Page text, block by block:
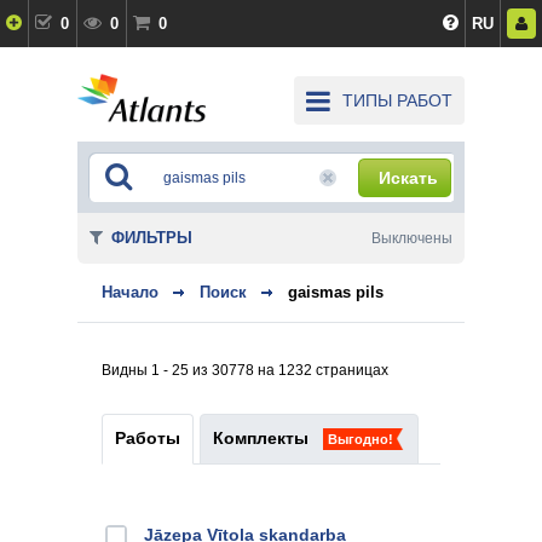
0 0 0 RU
ТИПЫ РАБОТ
Искать
Начало Поиск gaismas pils
Видны 1 - 25 из 30778 на 1232 страницах
Работы Комплекты Выгодно!
Jāzepa Vītola skaņdarba
ФИЛЬТРЫ Выключены